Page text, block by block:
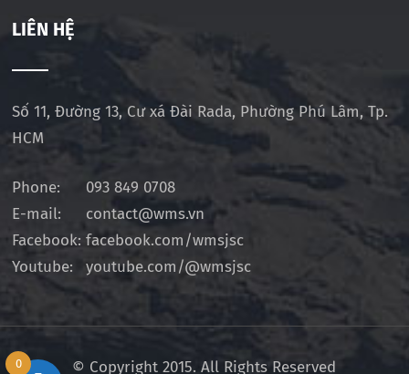
LIÊN HỆ
Số 11, Đường 13, Cư xá Đài Rada, Phường Phú Lâm, Tp.
HCM
Phone:
093 849 0708
E-mail:
contact@wms.vn
Facebook: facebook.com/wmsjsc
Youtube:
youtube.com/@wmsjsc
© Copyright 2015. All Rights Reserved
0